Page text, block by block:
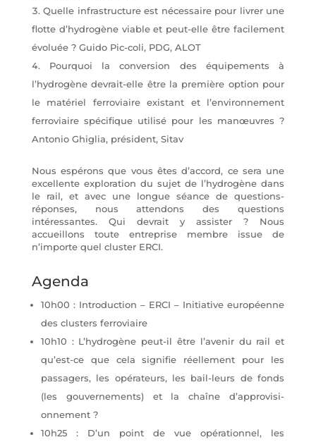
Quelle infrastructure est nécessaire pour livrer une
flotte d’hydrogène viable et peut-elle être facilement
évoluée ? Guido Pic-coli, PDG, ALOT
Pourquoi la conversion des équipements à
l’hydrogène devrait-elle être la première option pour
le matériel ferroviaire existant et l’environnement
ferroviaire spécifique utilisé pour les manœuvres ?
Antonio Ghiglia, président, Sitav
Nous espérons que vous êtes d’accord, ce sera une
excellente exploration du sujet de l’hydrogène dans
le rail, et avec une longue séance de questions-
réponses, nous attendons des questions
intéressantes. Qui devrait y assister ? Nous
accueillons toute entreprise membre issue de
n’importe quel cluster ERCI.
Agenda
10h00 : Introduction – ERCI – Initiative européenne
des clusters ferroviaire
10h10 : L’hydrogène peut-il être l’avenir du rail et
qu’est-ce que cela signifie réellement pour les
passagers, les opérateurs, les bail-leurs de fonds
(les gouvernements) et la chaîne d’approvisi-
onnement ?
10h25 : D’un point de vue opérationnel, les